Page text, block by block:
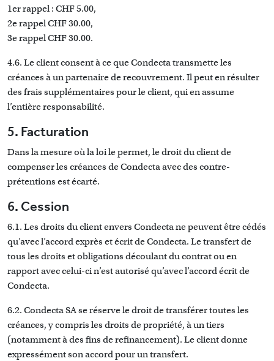
1er rappel : CHF 5.00,
2e rappel CHF 30.00,
3e rappel CHF 30.00.
4.6. Le client consent à ce que Condecta transmette les
créances à un partenaire de recouvrement. Il peut en résulter
des frais supplémentaires pour le client, qui en assume
l’entière responsabilité.
5. Facturation
Dans la mesure où la loi le permet, le droit du client de
compenser les créances de Condecta avec des contre-
prétentions est écarté.
6. Cession
6.1. Les droits du client envers Condecta ne peuvent être cédés
qu’avec l’accord exprès et écrit de Condecta. Le transfert de
tous les droits et obligations découlant du contrat ou en
rapport avec celui-ci n’est autorisé qu’avec l’accord écrit de
Condecta.
6.2. Condecta SA se réserve le droit de transférer toutes les
créances, y compris les droits de propriété, à un tiers
(notamment à des fins de refinancement). Le client donne
expressément son accord pour un transfert.